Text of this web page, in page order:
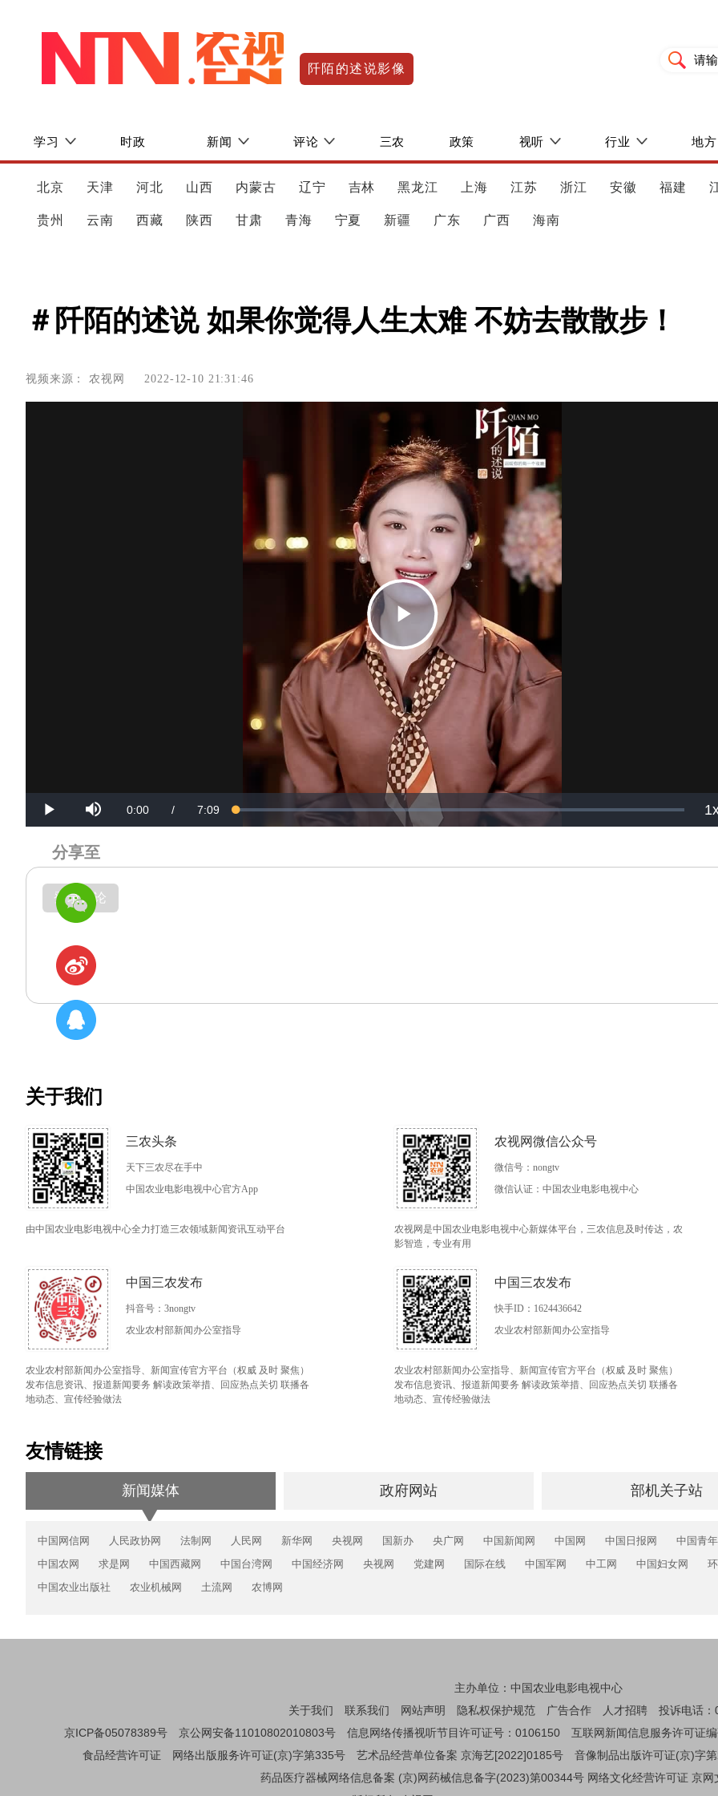
阡陌的述说影像
学习 时政 新闻 评论 三农 政策 视听 行业 地方
北京 天津 河北 山西 内蒙古 辽宁 吉林 黑龙江 上海 江苏 浙江 安徽 福建
贵州 云南 西藏 陕西 甘肃 青海 宁夏 新疆 广东 广西 海南
＃阡陌的述说 如果你觉得人生太难 不妨去散散步！
视频来源：农视网 2022-12-10 21:31:46
Play
Video
Play Current
0:00 / Duration
7:09 Loaded:
0%
Progress:
0%
登录评论
关于我们
三农头条
天下三农尽在手中
中国农业电影电视中心官方App
由中国农业电影电视中心全力打造三农领域新闻资讯互动平台
农视网微信公众号
微信号：nongtv
微信认证：中国农业电影电视中心
农视网是中国农业电影电视中心新媒体平台，三农信息及时传达，农
影智造，专业有用
中国三农发布
抖音号：3nongtv
农业农村部新闻办公室指导
农业农村部新闻办公室指导、新闻宣传官方平台（权威 及时 聚焦）
发布信息资讯、报道新闻要务 解读政策举措、回应热点关切 联播各
地动态、宣传经验做法
中国三农发布
快手ID：1624436642
农业农村部新闻办公室指导
农业农村部新闻办公室指导、新闻宣传官方平台（权威 及时 聚焦）
发布信息资讯、报道新闻要务 解读政策举措、回应热点关切 联播各
地动态、宣传经验做法
友情链接
新闻媒体 政府网站 部机关子站
中国网信网 人民政协网 法制网 人民网 新华网 央视网 国新办 央广网 中国新闻网 中国网 中国日报网
中国青
中国农网
求是网 中国西藏网 中国台湾网 中国经济网 央视网 党建网 国际在线 中国军网 中工网 中国妇女网
中国农业出版社
农业机械网 土流网 农博网
主办单位：中国农业电影电视中心
关于我们
联系我们 网站声明 隐私权保护规范 广告合作 人才招聘
投诉电话
京ICP备05078389号
京公网安备11010802010803号 信息网络传播视听节目许可证号：0106150
互联网新闻信息服务许可证
食品经营许可证
网络出版服务许可证(京)字第335号 艺术品经营单位备案 京海艺[2022]0185号
音像制品出版许可证(京)字
药品医疗器械网络信息备案 (京)网药械信息备字(2023)第00344号 网络文化经营许可证 京
分享至